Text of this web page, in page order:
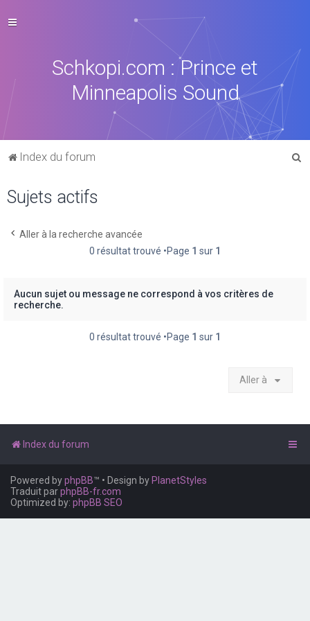
Schkopi.com : Prince et
Minneapolis Sound
Index du forum
Sujets actifs
Aller à la recherche avancée
0 résultat trouvé •Page 1 sur 1
Aucun sujet ou message ne correspond à vos critères de
recherche.
0 résultat trouvé •Page 1 sur 1
Aller à
Index du forum
Powered byphpBB™ • Design by PlanetStyles
Traduit parphpBB-fr.com
Optimized by: phpBB SEO